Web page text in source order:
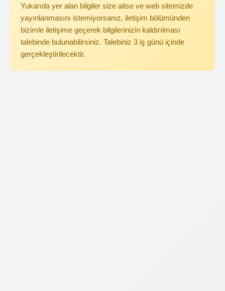
Yukarıda yer alan bilgiler size aitse ve web sitemizde
yayınlanmasını istemiyorsanız, iletişim bölümünden
bizimle iletişime geçerek bilgilerinizin kaldırılması
talebinde bulunabilirsiniz. Talebiniz 3 iş günü içinde
gerçekleştirilecektir.